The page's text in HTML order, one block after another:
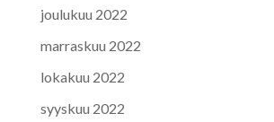
joulukuu 2022
marraskuu 2022
lokakuu 2022
syyskuu 2022